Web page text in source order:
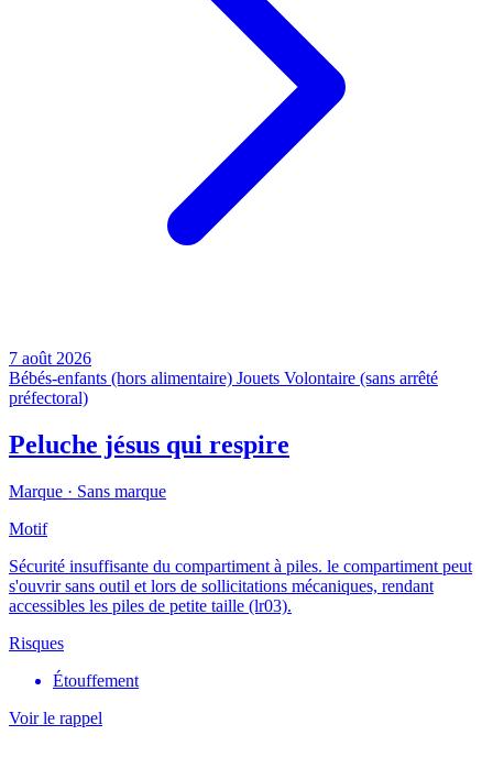
7 août 2026
Bébés-enfants (hors alimentaire) Jouets Volontaire (sans arrêté
préfectoral)
Peluche jésus qui respire
Marque · Sans marque
Motif
Sécurité insuffisante du compartiment à piles. le compartiment peut
s'ouvrir sans outil et lors de sollicitations mécaniques, rendant
accessibles les piles de petite taille (lr03).
Risques
Étouffement
Voir le rappel